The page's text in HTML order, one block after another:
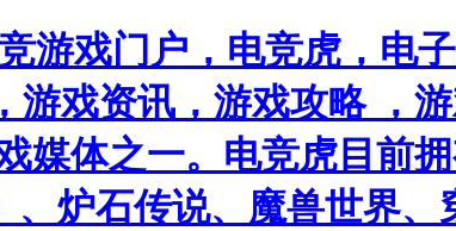
游戏门户，电竞虎，电
游戏资讯，游戏攻略 ，
媒体之一。电竞虎目前
、炉石传说、魔兽世界